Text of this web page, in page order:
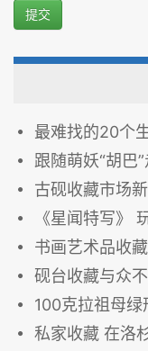
提交
最难找的20个
跟随萌妖“胡巴
古砚收藏市场
《星闻特写》
书画艺术品收
砚台收藏与众
100克拉祖母
私家收藏 在洛